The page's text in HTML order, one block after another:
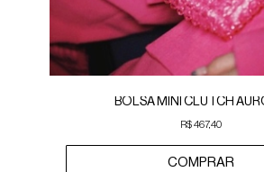
BOLSA MINI CLUTCH
R$ 467,40
COMPRAR